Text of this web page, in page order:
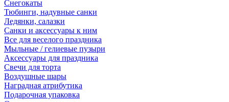
Снегокаты
Тюбинги, надувные санки
Ледянки, салазки
Санки и аксессуары к ним
Все для веселого праздника
Мыльные / гелиевые пузыри
Аксессуары для праздника
Свечи для торта
Воздушные шары
Наградная атрибутика
Подарочная упаковка